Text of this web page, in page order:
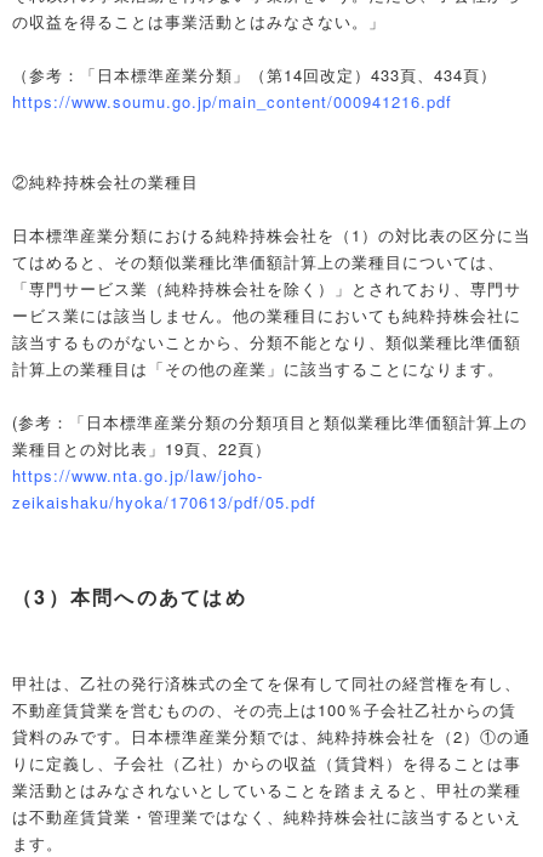
の収益を得ることは事業活動とはみなさない。」
（参考：「日本標準産業分類」（第14回改定）433頁、434頁）
https://www.soumu.go.jp/main_content/000941216.pdf
②純粋持株会社の業種目
日本標準産業分類における純粋持株会社を（1）の対比表の区分に当
てはめると、その類似業種比準価額計算上の業種目については、
「専門サービス業（純粋持株会社を除く）」とされており、専門サ
ービス業には該当しません。他の業種目においても純粋持株会社に
該当するものがないことから、分類不能となり、類似業種比準価額
計算上の業種目は「その他の産業」に該当することになります。
(参考：「日本標準産業分類の分類項目と類似業種比準価額計算上の
業種目との対比表」19頁、22頁）
https://www.nta.go.jp/law/joho-
zeikaishaku/hyoka/170613/pdf/05.pdf
（3）本問へのあてはめ
甲社は、乙社の発行済株式の全てを保有して同社の経営権を有し、
不動産賃貸業を営むものの、その売上は100％子会社乙社からの賃
貸料のみです。日本標準産業分類では、純粋持株会社を（2）①の通
りに定義し、子会社（乙社）からの収益（賃貸料）を得ることは事
業活動とはみなされないとしていることを踏まえると、甲社の業種
は不動産賃貸業・管理業ではなく、純粋持株会社に該当するといえ
ます。